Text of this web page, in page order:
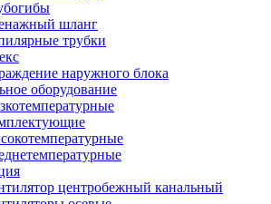
шланг
трубки
наружного блока
оборудование
центробежный канальный